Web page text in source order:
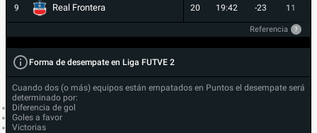
9 Real Frontera 20 19:42 -23 11
Referencia ?
Forma de desempate en Liga FUTVE 2
Cuando dos (o más) equipos están empatados en Puntos el desempate será
determinado por:
Diferencia de gol
Goles a favor
Victorias